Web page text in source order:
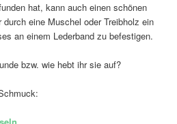
hat, kann auch einen schönen
eine Muschel oder Treibholz ein
an einem Lederband zu befestigen.
bzw. wie hebt ihr sie auf?